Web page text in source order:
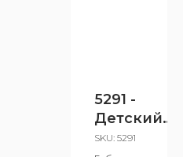
5291 -
Детский
игровой
SKU: 5291